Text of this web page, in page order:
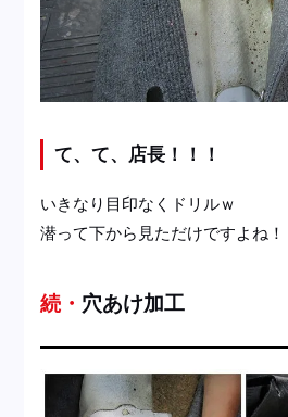
て、て、店長！！！
いきなり目印なくドリルｗ
潜って下から見ただけですよね！
続・穴あけ加工